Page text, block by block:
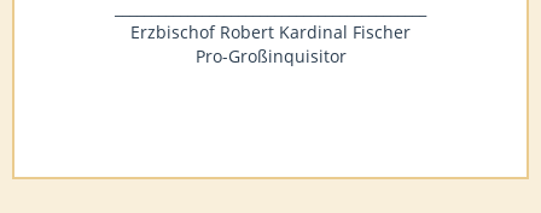
Erzbischof Robert Kardinal Fischer
Pro-Großinquisitor